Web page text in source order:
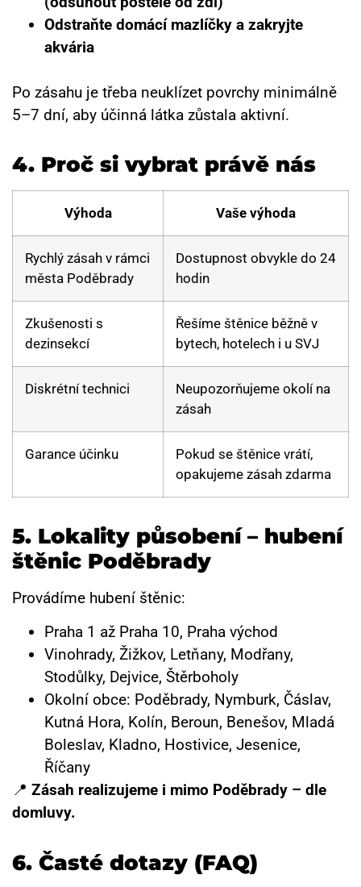
Odstraňte domácí mazlíčky a zakryjte
akvária
Po zásahu je třeba neuklízet povrchy minimálně
5–7 dní, aby účinná látka zůstala aktivní.
4. Proč si vybrat právě nás
Výhoda Vaše výhoda
Rychlý zásah v rámci
města Poděbrady
Dostupnost obvykle do 24
hodin
Zkušenosti s
dezinsekcí
Řešíme štěnice běžně v
bytech, hotelech i u SVJ
Diskrétní technici
Neupozorňujeme okolí na
zásah
Garance účinku
Pokud se štěnice vrátí,
opakujeme zásah zdarma
5. Lokality působení – hubení
štěnic Poděbrady
Provádíme hubení štěnic:
Praha 1 až Praha 10, Praha východ
Vinohrady, Žižkov, Letňany, Modřany,
Stodůlky, Dejvice, Štěrboholy
Okolní obce: Poděbrady, Nymburk, Čáslav,
Kutná Hora, Kolín, Beroun, Benešov, Mladá
Boleslav, Kladno, Hostivice, Jesenice,
Říčany
📍 Zásah realizujeme i mimo Poděbrady – dle
domluvy.
6. Časté dotazy (FAQ)